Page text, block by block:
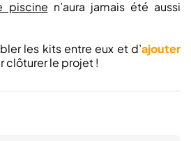
piscine n’aura jamais été aussi
les kits entre eux et d’ajouter
clôturer le projet !